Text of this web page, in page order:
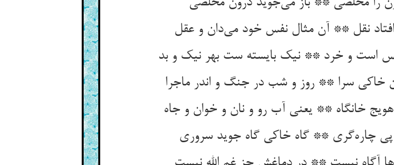
است و خرد ** نیک بایسته ست بهر نیک و بد
خاکی سرا ** روز و شب در جنگ و اندر ماجرا